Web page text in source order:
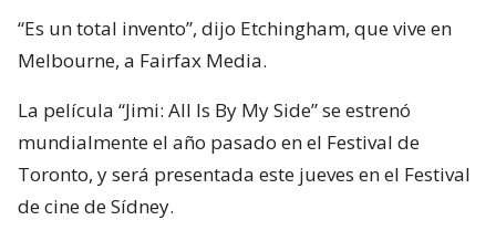
“Es un total invento”, dijo Etchingham, que vive en
Melbourne, a Fairfax Media.
La película “Jimi: All Is By My Side” se estrenó
mundialmente el año pasado en el Festival de
Toronto, y será presentada este jueves en el Festival
de cine de Sídney.